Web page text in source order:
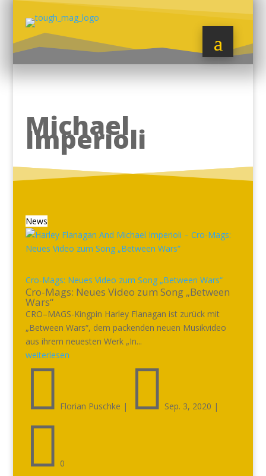
Michael
Imperioli
News
Cro-Mags: Neues Video zum Song „Between Wars“
Cro-Mags: Neues Video zum Song „Between
Wars“
CRO–MAGS-Kingpin Harley Flanagan ist zurück mit
„Between Wars“, dem packenden neuen Musikvideo
aus ihrem neuesten Werk „In...
weiterlesen
 Florian Puschke |  Sep. 3, 2020 |
 0